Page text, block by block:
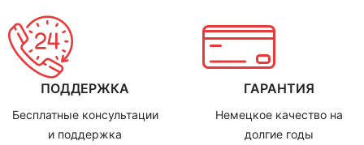
ПОДДЕРЖКА
Бесплатные консультации
и поддержка
ГАРАНТИЯ
Немецкое качество на
долгие годы